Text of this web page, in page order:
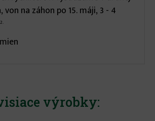
na záhon po 15. máji, 3 - 4
2.
výrobky: